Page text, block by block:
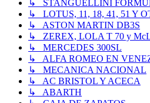
↳ STANGUELLINI
↳ LOTUS, 11, 18, 41, 51 Y
↳ ASTON MARTIN DB3S
↳ ZEREX, LOLA T 70 y
↳ MERCEDES 300SL
↳ ALFA ROMEO EN
↳ MECANICA NACIONAL
↳ AC BRISTOL Y ACECA
↳ ABARTH